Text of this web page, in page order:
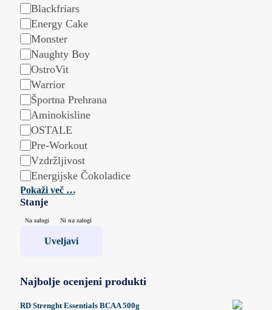
Blackfriars
Energy Cake
Monster
Naughty Boy
OstroVit
Warrior
Športna Prehrana
Aminokisline
OSTALE
Pre-Workout
Vzdržljivost
Energijske Čokoladice
Pokaži več …
Stanje
Stanje
Na zalogi Ni na zalogi
Uveljavi
Najbolje ocenjeni produkti
RD Strenght Essentials BCAA 500g